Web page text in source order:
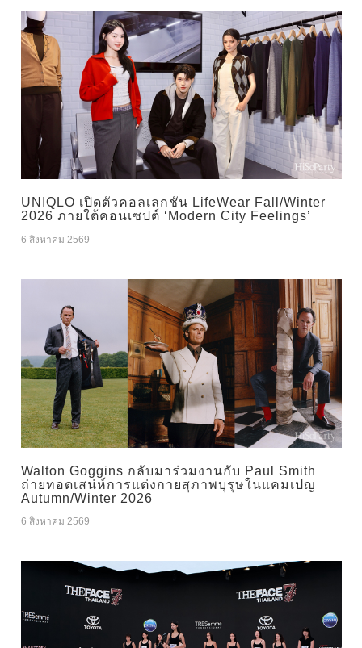
UNIQLO เปิดตัวคอลเลกชัน LifeWear Fall/Winter
2026 ภายใต้คอนเซปต์ ‘Modern City Feelings’
6 สิงหาคม 2569
Walton Goggins กลับมาร่วมงานกับ Paul Smith
ถ่ายทอดเสน่ห์การแต่งกายสุภาพบุรุษในแคมเปญ
Autumn/Winter 2026
6 สิงหาคม 2569